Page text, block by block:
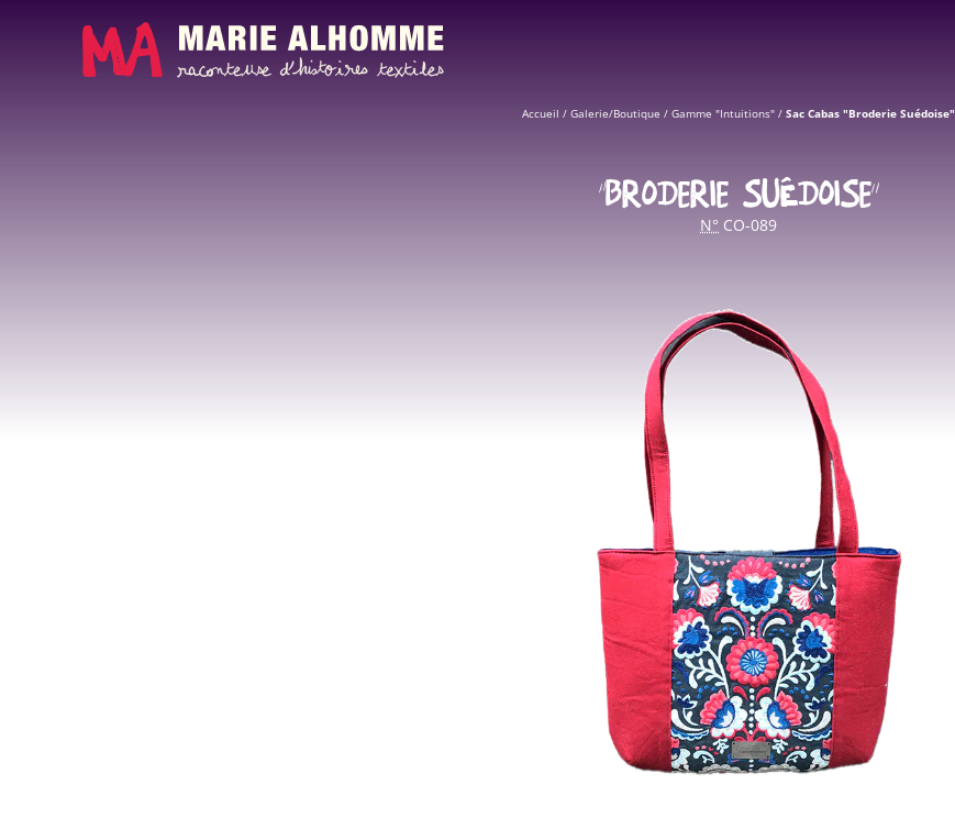
Accueil / Galerie/Boutique / Gamme "Intuitions" / Sac Cabas "Broderie Suédoise"
“BRODERIE SUÉDOISE”
N° CO-089